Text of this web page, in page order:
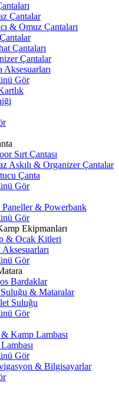
Çantalar
& Omuz Çantaları
Çantaları
Çantalar
Aksesuarları
Gör
Sırt Çantası
Askılı & Organizer Çantalar
Çanta
Gör
Paneller & Powerbank
Gör
Ekipmanları
& Ocak Kitleri
Gör
Bardaklar
& Mataralar
Suluğu
Gör
Kamp Lambası
Gör
& Bilgisayarlar